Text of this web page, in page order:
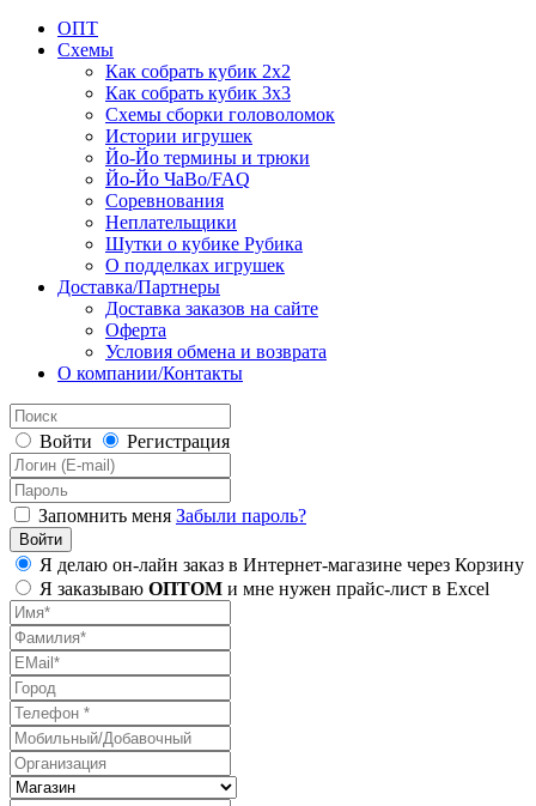
ОПТ
Схемы
Как собрать кубик 2х2
Как собрать кубик 3х3
Схемы сборки головоломок
Истории игрушек
Йо-Йо термины и трюки
Йо-Йо ЧаВо/FAQ
Соревнования
Неплательщики
Шутки о кубике Рубика
О подделках игрушек
Доставка/Партнеры
Доставка заказов на сайте
Оферта
Условия обмена и возврата
О компании/Контакты
Войти Регистрация
Запомнить меня Забыли пароль?
Я делаю он-лайн заказ в Интернет-магазине через Корзину
Я заказываю ОПТОМ и мне нужен прайс-лист в Excel